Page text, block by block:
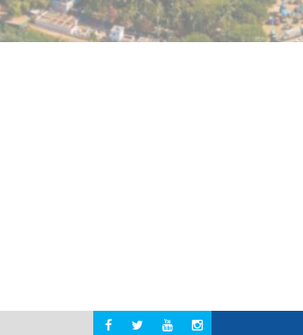
BAHÍA DE BANDERAS